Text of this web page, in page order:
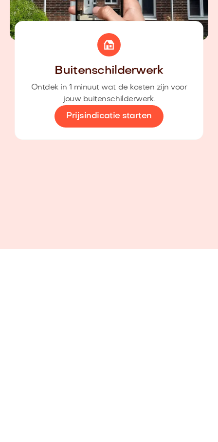
Buitenschilderwerk
Ontdek in 1 minuut wat de kosten zijn voor
jouw buitenschilderwerk.
Prijsindicatie starten